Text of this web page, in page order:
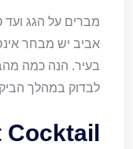
מברים על הגג ועד
אביב יש מבחר
בעיר. הנה כמה
לבדוק במהלך